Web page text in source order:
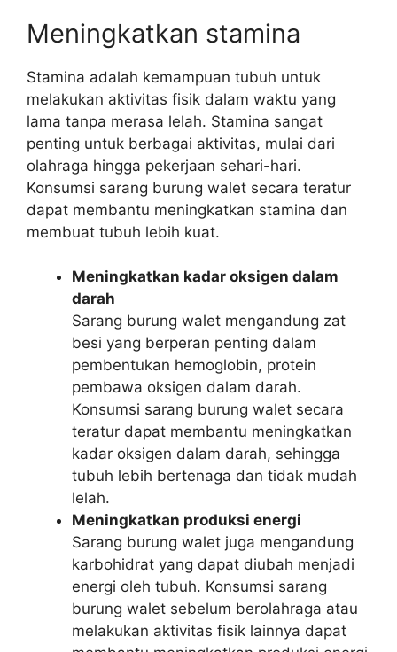
Meningkatkan stamina
Stamina adalah kemampuan tubuh untuk
melakukan aktivitas fisik dalam waktu yang
lama tanpa merasa lelah. Stamina sangat
penting untuk berbagai aktivitas, mulai dari
olahraga hingga pekerjaan sehari-hari.
Konsumsi sarang burung walet secara teratur
dapat membantu meningkatkan stamina dan
membuat tubuh lebih kuat.
Meningkatkan kadar oksigen dalam
darah
Sarang burung walet mengandung zat
besi yang berperan penting dalam
pembentukan hemoglobin, protein
pembawa oksigen dalam darah.
Konsumsi sarang burung walet secara
teratur dapat membantu meningkatkan
kadar oksigen dalam darah, sehingga
tubuh lebih bertenaga dan tidak mudah
lelah.
Meningkatkan produksi energi
Sarang burung walet juga mengandung
karbohidrat yang dapat diubah menjadi
energi oleh tubuh. Konsumsi sarang
burung walet sebelum berolahraga atau
melakukan aktivitas fisik lainnya dapat